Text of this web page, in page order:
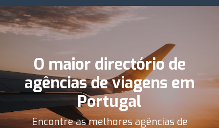
O maior directório de
agências de viagens em
Portugal
Encontre as melhores agências de